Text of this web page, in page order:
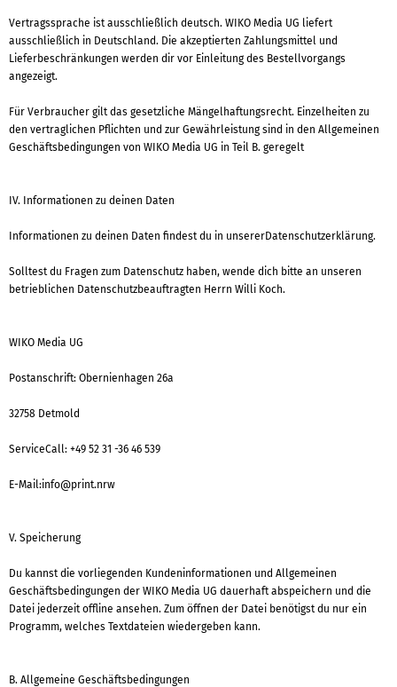
Vertragssprache ist ausschließlich deutsch. WIKO Media UG liefert
ausschließlich in Deutschland. Die akzeptierten Zahlungsmittel und
Lieferbeschränkungen werden dir vor Einleitung des Bestellvorgangs
angezeigt.
Für Verbraucher gilt das gesetzliche Mängelhaftungsrecht. Einzelheiten zu
den vertraglichen Pflichten und zur Gewährleistung sind in den Allgemeinen
Geschäftsbedingungen von WIKO Media UG in Teil B. geregelt
IV. Informationen zu deinen Daten
Informationen zu deinen Daten findest du in unsererDatenschutzerklärung.
Solltest du Fragen zum Datenschutz haben, wende dich bitte an unseren
betrieblichen Datenschutzbeauftragten Herrn Willi Koch.
WIKO Media UG
Postanschrift: Obernienhagen 26a
32758 Detmold
ServiceCall: +49 52 31 -36 46 539
E-Mail:info@print.nrw
V. Speicherung
Du kannst die vorliegenden Kundeninformationen und Allgemeinen
Geschäftsbedingungen der WIKO Media UG dauerhaft abspeichern und die
Datei jederzeit offline ansehen. Zum öffnen der Datei benötigst du nur ein
Programm, welches Textdateien wiedergeben kann.
B. Allgemeine Geschäftsbedingungen